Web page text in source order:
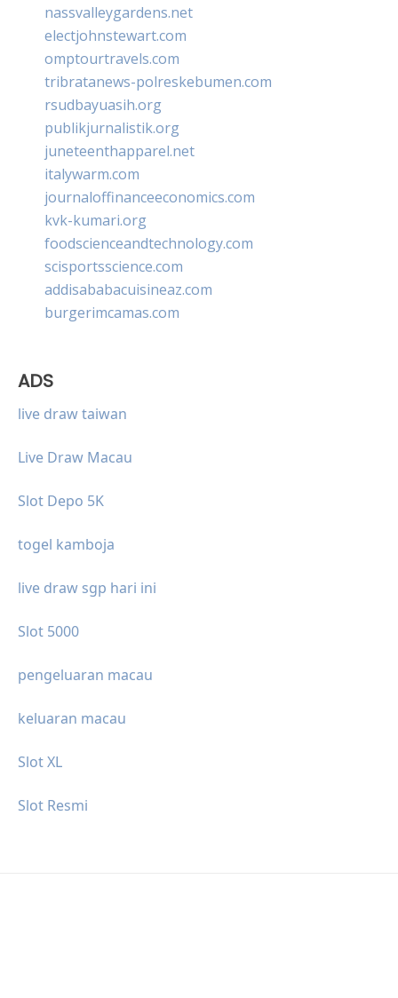
nassvalleygardens.net
electjohnstewart.com
omptourtravels.com
tribratanews-polreskebumen.com
rsudbayuasih.org
publikjurnalistik.org
juneteenthapparel.net
italywarm.com
journaloffinanceeconomics.com
kvk-kumari.org
foodscienceandtechnology.com
scisportsscience.com
addisababacuisineaz.com
burgerimcamas.com
ADS
live draw taiwan
Live Draw Macau
Slot Depo 5K
togel kamboja
live draw sgp hari ini
Slot 5000
pengeluaran macau
keluaran macau
Slot XL
Slot Resmi